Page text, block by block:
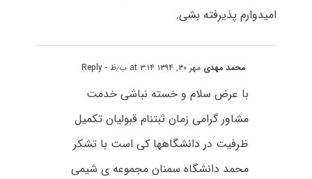
امیدوارم پذیرفته بشی.
محمد مهدی مهر ۳۰, ۱۳۹۴ at ۳:۱۴ ب٫ظ - Reply
با عرض سلام و خسته نباشی خدمت
مشاور گرامی زمان ثبتنام قبولیان تکمیل
ظرفیت در دانشگاهها کی است با تشکر
محمد دانشگاه سمنان مجموعه ی شیمی